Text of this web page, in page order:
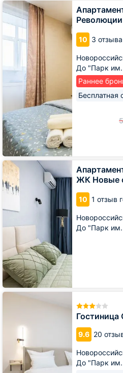
10 3
До "Парк
Раннее
Бесплатная
Апартаменты
402
на
от
LetoApart
ЖК Новые
10 1 отзыв
До "Парк
Апартаменты
Мятный
Ветер
в
Новые
Гостиница
9.6 20
До "Парк
Гостиница